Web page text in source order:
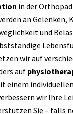
in der
an Gelenken,
und
wir auf
auf
einem individuellen
wir Ihre
Sie – falls